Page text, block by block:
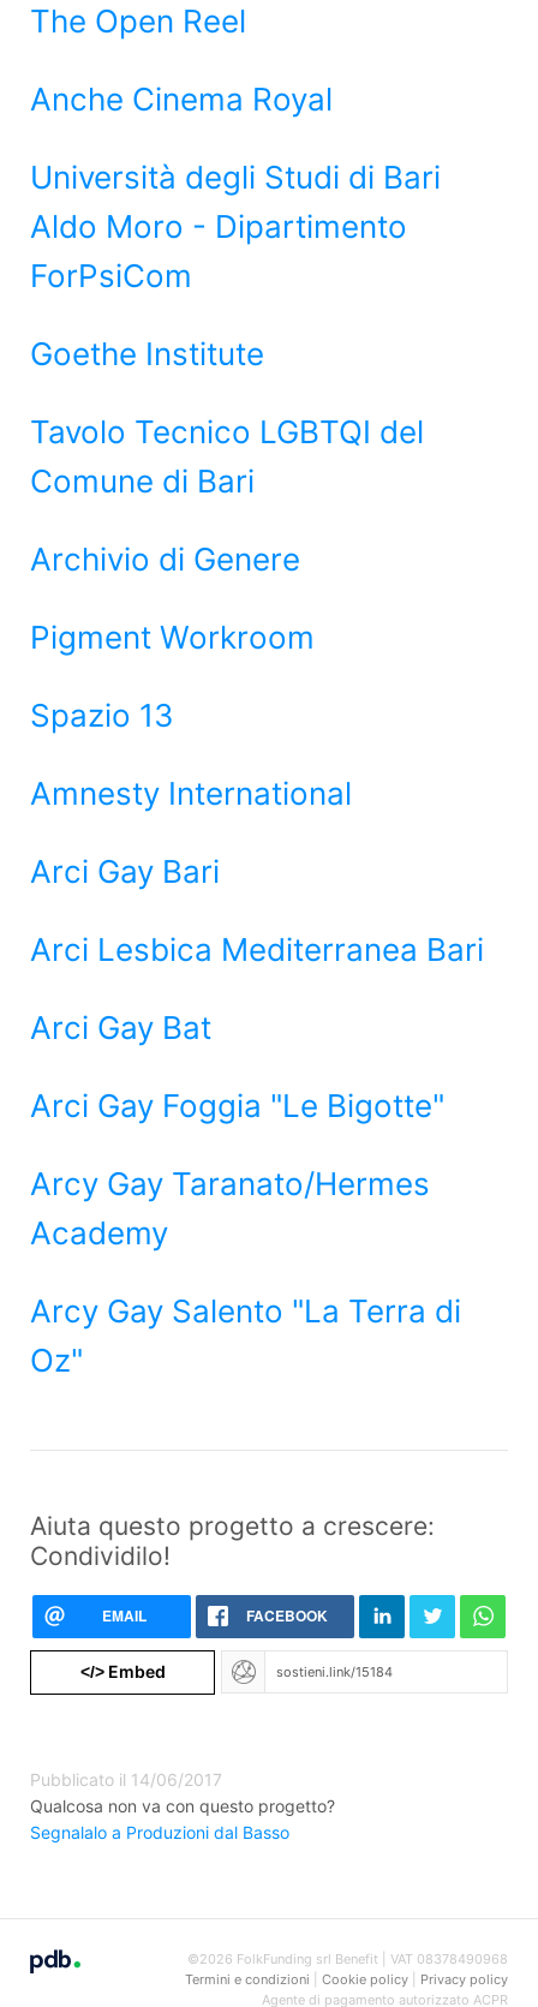
The Open Reel
Anche Cinema Royal
Università degli Studi di Bari
Aldo Moro - Dipartimento
ForPsiCom
Goethe Institute
Tavolo Tecnico LGBTQI del
Comune di Bari
Archivio di Genere
Pigment Workroom
Spazio 13
Amnesty International
Arci Gay Bari
Arci Lesbica Mediterranea Bari
Arci Gay Bat
Arci Gay Foggia "Le Bigotte"
Arcy Gay Taranato/Hermes
Academy
Arcy Gay Salento "La Terra di
Oz"
Aiuta questo progetto a crescere:
Condividilo!
EMAIL FACEBOOK
</>Embed
Pubblicato il 14/06/2017
Qualcosa non va con questo progetto?
Segnalalo a Produzioni dal Basso
©2026 FolkFunding srl Benefit | VAT 08378490968
Termini e condizioni
Cookie policy| Privacy policy
Agente di pagamento autorizzato ACPR